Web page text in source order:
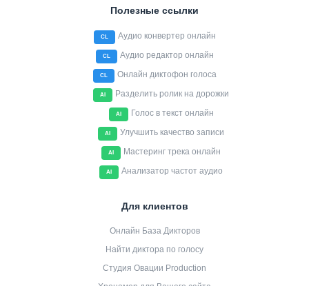
Полезные ссылки
CL Аудио конвертер онлайн
CL Аудио редактор онлайн
CL Онлайн диктофон голоса
AI Разделить ролик на дорожки
AI Голос в текст онлайн
AI Улучшить качество записи
AI Мастеринг трека онлайн
AI Анализатор частот аудио
Для клиентов
Онлайн База Дикторов
Найти диктора по голосу
Студия Овации Production